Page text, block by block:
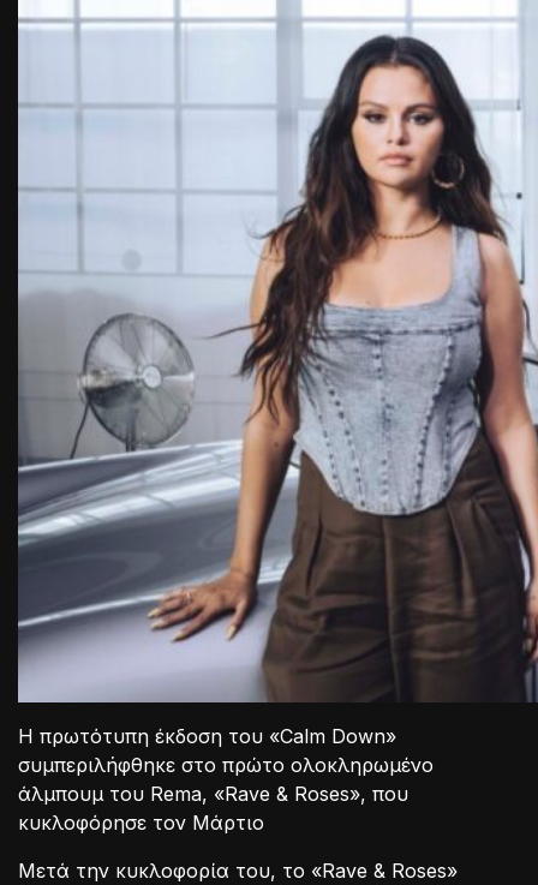
Η πρωτότυπη έκδοση του «Calm Down»
συμπεριλήφθηκε στο πρώτο ολοκληρωμένο
άλμπουμ του Rema, «Rave & Roses», που
κυκλοφόρησε τον Μάρτιο
Μετά την κυκλοφορία του, το «Rave & Roses»